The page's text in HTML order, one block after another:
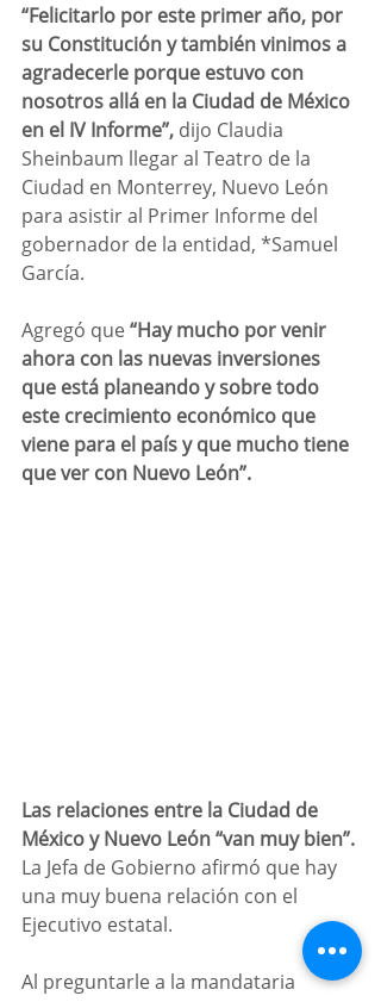
“Felicitarlo por este primer año, por
su Constitución y también vinimos a
agradecerle porque estuvo con
nosotros allá en la Ciudad de México
en el IV Informe”, dijo Claudia
Sheinbaum llegar al Teatro de la
Ciudad en Monterrey, Nuevo León
para asistir al Primer Informe del
gobernador de la entidad, *Samuel
García.
Agregó que “Hay mucho por venir
ahora con las nuevas inversiones
que está planeando y sobre todo
este crecimiento económico que
viene para el país y que mucho tiene
que ver con Nuevo León”.
Las relaciones entre la Ciudad de
México y Nuevo León “van muy bien”.
La Jefa de Gobierno afirmó que hay
una muy buena relación con el
Ejecutivo estatal.
Al preguntarle a la mandataria